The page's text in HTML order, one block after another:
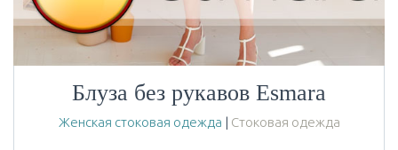
Блуза без рукавов Esmara
Женская стоковая одежда | Стоковая одежда